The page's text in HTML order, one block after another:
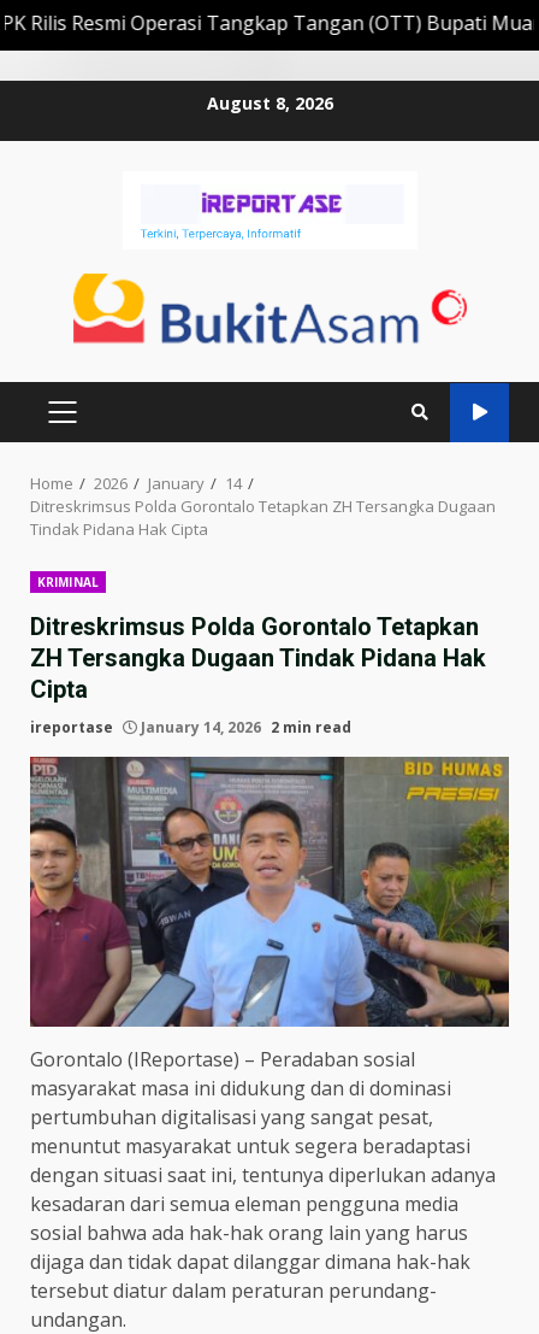
Operasi Tangkap Tangan (OTT) Bupati Muara Enim
August 8, 2026
PRIMARY
Home 2026 January
14
Ditreskrimsus Polda Gorontalo Tetapkan ZH Tersangka Dugaan
Tindak Pidana Hak Cipta
KRIMINAL
Ditreskrimsus Polda Gorontalo Tetapkan
ZH Tersangka Dugaan Tindak Pidana Hak
Cipta
ireportase January 14, 2026 2 min read
Gorontalo (IReportase) – Peradaban sosial
masyarakat masa ini didukung dan di dominasi
pertumbuhan digitalisasi yang sangat pesat,
menuntut masyarakat untuk segera beradaptasi
dengan situasi saat ini, tentunya diperlukan adanya
kesadaran dari semua eleman pengguna media
sosial bahwa ada hak-hak orang lain yang harus
dijaga dan tidak dapat dilanggar dimana hak-hak
tersebut diatur dalam peraturan perundang-
undangan.